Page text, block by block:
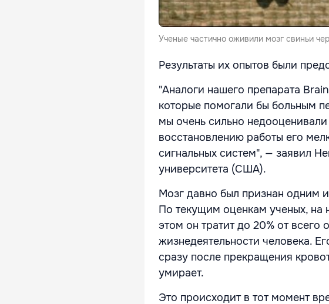
Ученые частично оживили мозг свиньи
Результаты их опытов были
"Аналоги нашего препарата
которые помогали бы больным
мы очень сильно
восстановлению работы его
сигнальных систем", — заявил
университета (США).
Мозг давно был признан одним
По текущим оценкам ученых, на
этом он тратит до 20% от
жизнедеятельности человека.
сразу после прекращения
умирает.
Это происходит в тот момент